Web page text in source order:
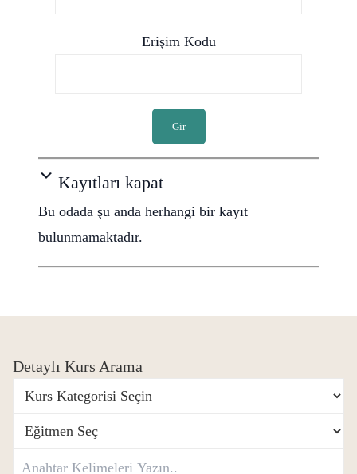
Erişim Kodu
Gir
Kayıtları kapat
Bu odada şu anda herhangi bir kayıt
bulunmamaktadır.
Detaylı Kurs Arama